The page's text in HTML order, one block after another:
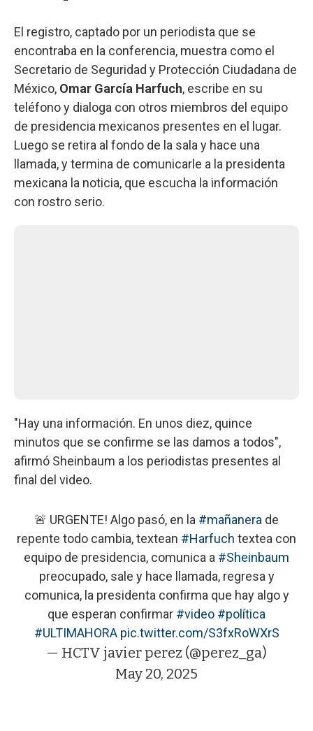
El registro, captado por un periodista que se
encontraba en la conferencia, muestra como el
Secretario de Seguridad y Protección Ciudadana de
México, Omar García Harfuch, escribe en su
teléfono y dialoga con otros miembros del equipo
de presidencia mexicanos presentes en el lugar.
Luego se retira al fondo de la sala y hace una
llamada, y termina de comunicarle a la presidenta
mexicana la noticia, que escucha la información
con rostro serio.
"Hay una información. En unos diez, quince
minutos que se confirme se las damos a todos",
afirmó Sheinbaum a los periodistas presentes al
final del video.
🚨 URGENTE! Algo pasó, en la #mañanera de
repente todo cambia, textean #Harfuch textea con
equipo de presidencia, comunica a #Sheinbaum
preocupado, sale y hace llamada, regresa y
comunica, la presidenta confirma que hay algo y
que esperan confirmar #video #política
#ULTIMAHORA pic.twitter.com/S3fxRoWXrS
— HCTV javier perez (@perez_ga)
May 20, 2025